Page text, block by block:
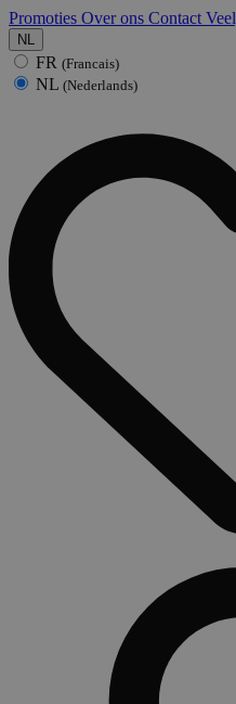
Promoties Over ons Contact
NL
FR (Francais)
NL (Nederlands)